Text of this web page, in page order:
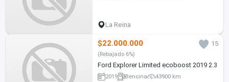
La Reina
$22.000.000 15
(Rebajado 6%)
Ford Explorer Limited ecoboost 2019 2.3
2019 Bencina 43900 km